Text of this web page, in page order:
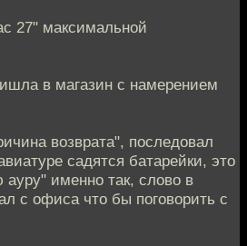
27" максимальной
в магазин с намерением
возврата", последовал
садятся батарейки, это
именно так, слово в
с офиса что бы поговорить с